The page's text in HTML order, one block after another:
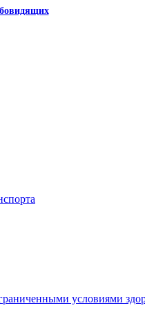
условиями